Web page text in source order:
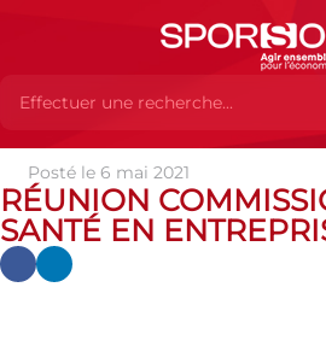
Actualités Actualités
RÉUNION COMMISSION SPORT-
Posté le 6 mai 2021
RÉUNION
SANTÉ EN